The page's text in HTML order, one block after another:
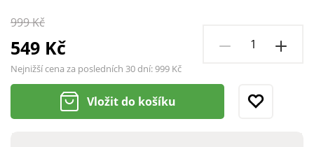
999 Kč
549 Kč
Nejnižší cena za posledních 30 dní:999 Kč
Vložit do košíku